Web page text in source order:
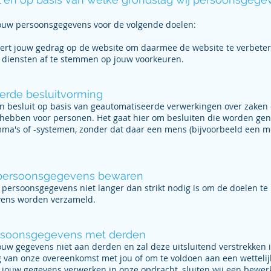
persoonsgegevens voor de volgende doelen:
jouw gedrag op de website om daarmee de website te
af te stemmen op jouw voorkeuren.
besluitvorming
besluit op basis van geautomatiseerde verwerkingen over
voor personen. Het gaat hier om besluiten die worden
of -systemen, zonder dat daar een mens (bijvoorbeeld een
bewaren
niet langer dan strikt nodig is om de doelen
worden verzameld.
met derden
gegevens niet aan derden en zal deze uitsluitend
onze overeenkomst met jou of om te voldoen aan een